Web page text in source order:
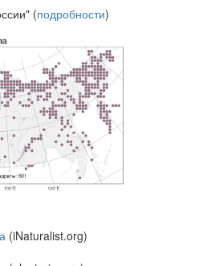
(подробности)
(iNaturalist.org)